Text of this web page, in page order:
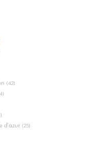
(42)
d'azur (25)